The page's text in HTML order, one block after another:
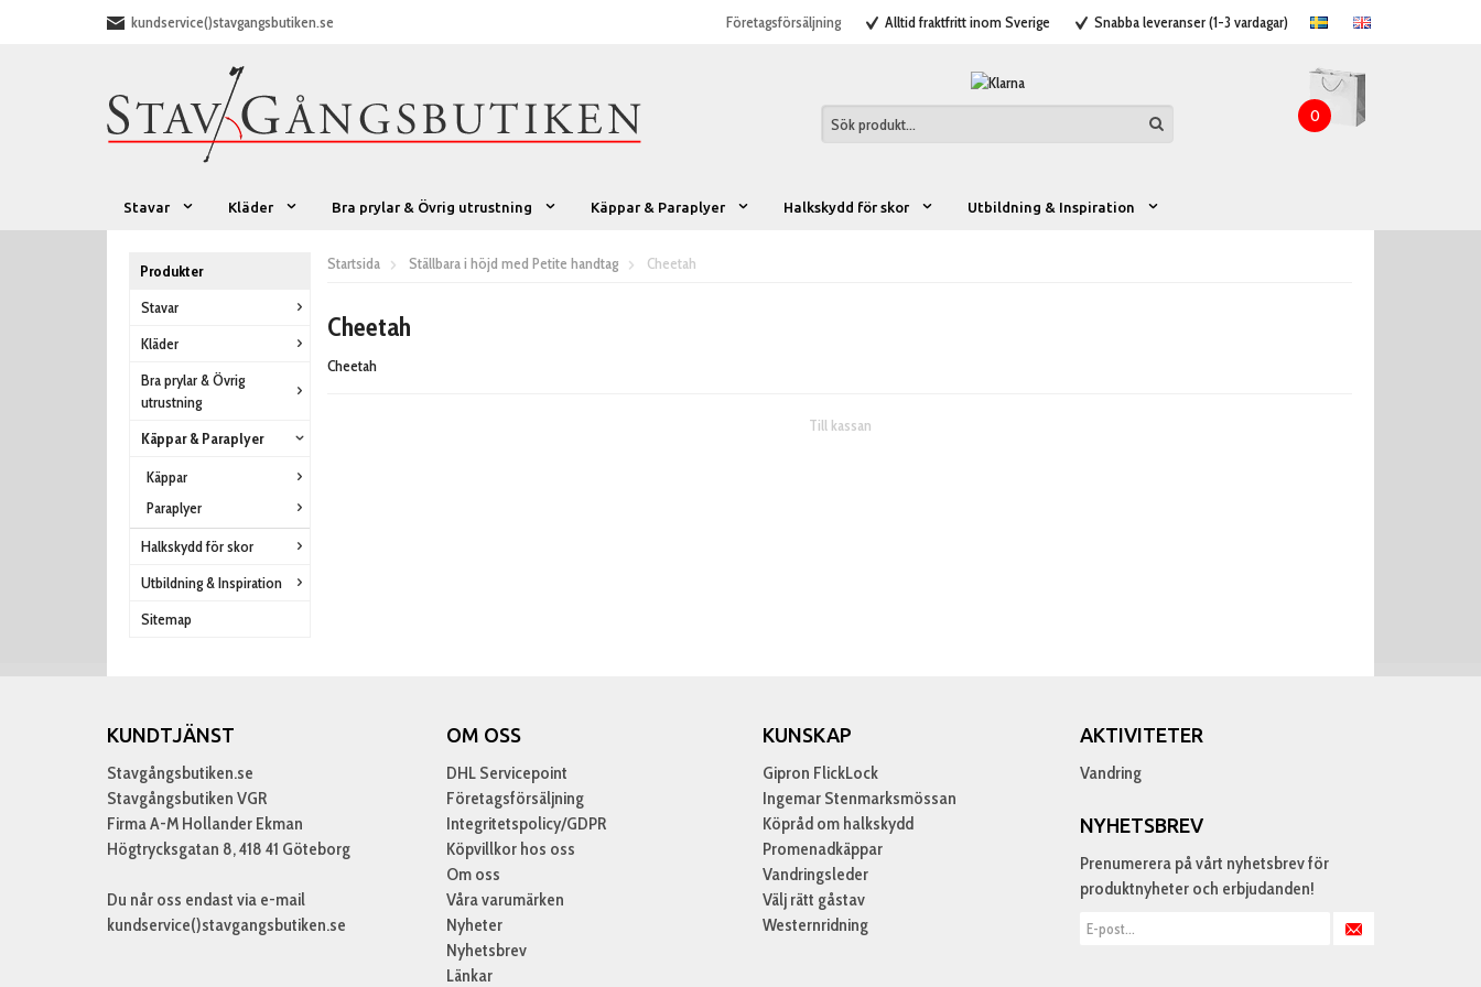
kundservice()stavgangsbutiken.se Företagsförsäljning Alltid fraktfritt inom Sverige Snabba leveranser (1-3 vardagar)
0
Stavar Kläder Bra prylar & Övrig utrustning Käppar & Paraplyer Halkskydd för skor Utbildning & Inspiration
Produkter
Stavar
Kläder
Bra prylar & Övrig
utrustning
Käppar & Paraplyer
Käppar
Paraplyer
Halkskydd för skor
Utbildning & Inspiration
Sitemap
Startsida Ställbara i höjd med Petite handtag Cheetah
Cheetah
Cheetah
Till kassan
KUNDTJÄNST
Stavgångsbutiken.se
Stavgångsbutiken VGR
Firma A-M Hollander Ekman
Högtrycksgatan 8, 418 41 Göteborg
Du når oss endast via e-mail
kundservice()stavgangsbutiken.se
OM OSS
DHL Servicepoint
Företagsförsäljning
Integritetspolicy/GDPR
Köpvillkor hos oss
Om oss
Våra varumärken
Nyheter
Nyhetsbrev
Länkar
KUNSKAP
Gipron FlickLock
Ingemar Stenmarksmössan
Köpråd om halkskydd
Promenadkäppar
Vandringsleder
Välj rätt gåstav
Westernridning
AKTIVITETER
Vandring
NYHETSBREV
Prenumerera på vårt nyhetsbrev för
produktnyheter och erbjudanden!